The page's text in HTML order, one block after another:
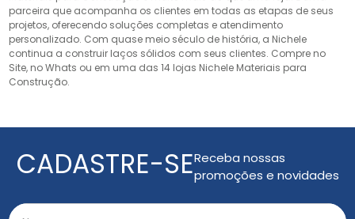
parceira que acompanha os clientes em todas as etapas de seus
projetos, oferecendo soluções completas e atendimento
personalizado. Com quase meio século de história, a Nichele
continua a construir laços sólidos com seus clientes. Compre no
Site, no Whats ou em uma das 14 lojas Nichele Materiais para
Construção.
CADASTRE-SEReceba nossas
promoções e novidades